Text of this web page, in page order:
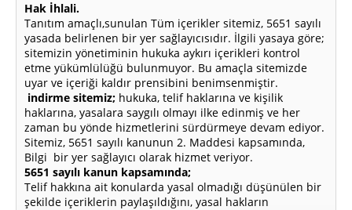
Hak İhlali.
Tanıtım amaçlı,sunulan Tüm içerikler sitemiz, 5651 sayılı
yasada belirlenen bir yer sağlayıcısıdır. İlgili yasaya göre;
sitemizin yönetiminin hukuka aykırı içerikleri kontrol
etme yükümlülüğü bulunmuyor. Bu amaçla sitemizde
uyar ve içeriği kaldır prensibini benimsenmiştir.
indirme sitemiz; hukuka, telif haklarına ve kişilik
haklarına, yasalara saygılı olmayı ilke edinmiş ve her
zaman bu yönde hizmetlerini sürdürmeye devam ediyor.
Sitemiz, 5651 sayılı kanunun 2. Maddesi kapsamında,
Bilgi bir yer sağlayıcı olarak hizmet veriyor.
5651 sayılı kanun kapsamında;
Telif hakkına ait konularda yasal olmadığı düşünülen bir
şekilde içeriklerin paylaşıldığını, yasal hakların